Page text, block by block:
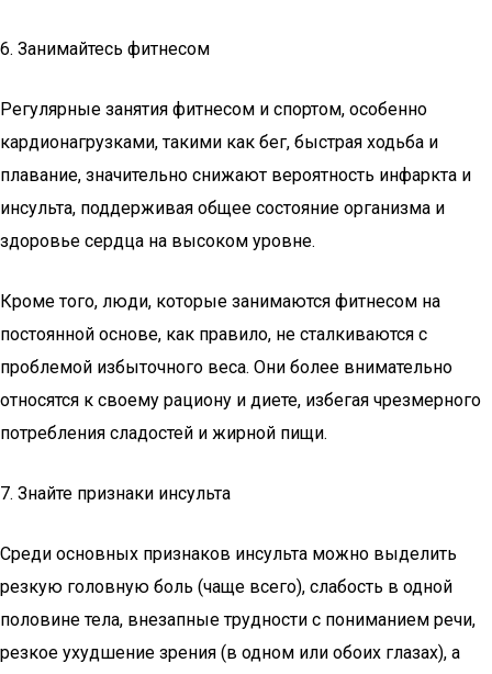
6. Занимайтесь фитнесом
Регулярные занятия фитнесом и спортом, особенно
кардионагрузками, такими как бег, быстрая ходьба и
плавание, значительно снижают вероятность инфаркта и
инсульта, поддерживая общее состояние организма и
здоровье сердца на высоком уровне.
Кроме того, люди, которые занимаются фитнесом на
постоянной основе, как правило, не сталкиваются с
проблемой избыточного веса. Они более внимательно
относятся к своему рациону и диете, избегая чрезмерного
потребления сладостей и жирной пищи.
7. Знайте признаки инсульта
Среди основных признаков инсульта можно выделить
резкую головную боль (чаще всего), слабость в одной
половине тела, внезапные трудности с пониманием речи,
резкое ухудшение зрения (в одном или обоих глазах), а